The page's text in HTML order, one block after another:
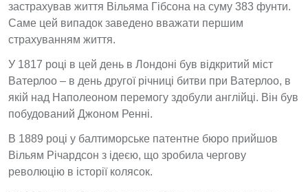
застрахував життя Вільяма Гібсона на суму 383 фунти.
Саме цей випадок заведено вважати першим
страхуванням життя.
У 1817 році в цей день в Лондоні був відкритий міст
Ватерлоо – в день другої річниці битви при Ватерлоо, в
якій над Наполеоном перемогу здобули англійці. Він був
побудований Джоном Ренні.
В 1889 році у балтиморське патентне бюро прийшов
Вільям Річардсон з ідеєю, що зробила чергову
революцію в історії колясок.